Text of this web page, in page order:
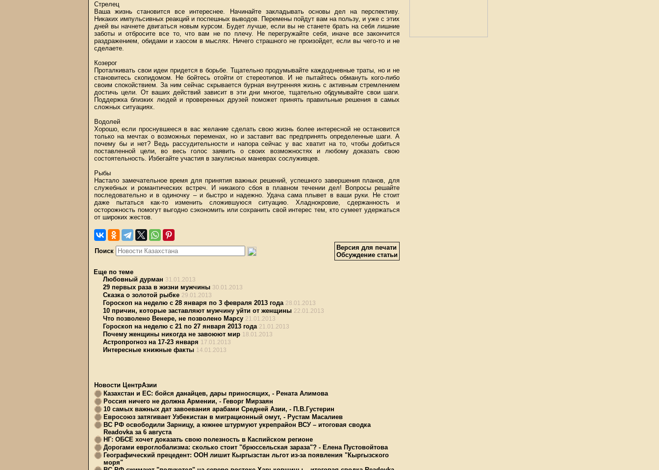
Стрелец
Ваша жизнь становится все интереснее. Начинайте закладывать основы дел на перспективу.
Никаких импульсивных реакций и поспешных выводов. Перемены пойдут вам на пользу, и уже с этих
дней вы начнете двигаться новым курсом. Будет лучше, если вы не станете брать на себя лишние
заботы и отбросите все то, что вам не по плечу. Не перегружайте себя, иначе все закончится
раздражением, обидами и хаосом в мыслях. Ничего страшного не произойдет, если вы чего-то и не
сделаете.
Козерог
Проталкивать свои идеи придется в борьбе. Тщательно продумывайте каждодневные траты, но и не
становитесь скопидомом. Не бойтесь отойти от стереотипов. И не пытайтесь обмануть кого-либо
своим спокойствием. За ним сейчас скрывается бурная внутренняя жизнь с активным стремлением
достичь цели. От ваших действий зависит в эти дни многое, тщательно обдумывайте свои шаги.
Поддержка близких людей и проверенных друзей поможет принять правильные решения в самых
сложных ситуациях.
Водолей
Хорошо, если проснувшееся в вас желание сделать свою жизнь более интересной не остановится
только на мечтах о возможных переменах, но и заставит вас предпринять определенные шаги. А
почему бы и нет? Ведь рассудительности и напора сейчас у вас хватит на то, чтобы добиться
поставленной цели, во весь голос заявить о своих возможностях и любому доказать свою
состоятельность. Избегайте участия в закулисных маневрах сослуживцев.
Рыбы
Настало замечательное время для принятия важных решений, успешного завершения планов, для
служебных и романтических встреч. И никакого сбоя в плавном течении дел! Вопросы решайте
последовательно и в одиночку – и быстро и надежно. Удача сама плывет в ваши руки. Не стоит
даже пытаться как-то изменить сложившуюся ситуацию. Хладнокровие, сдержанность и
осторожность помогут выгодно сэкономить или сохранить свой интерес тем, кто сумеет удержаться
от широких жестов.
Поиск
Версия для печати
Обсуждение статьи
Еще по теме
Любовный дурман 31.01.2013
29 первых раза в жизни мужчины 30.01.2013
Сказка о золотой рыбке 29.01.2013
Гороскоп на неделю с 28 января по 3 февраля 2013 года 28.01.2013
10 причин, которые заставляют мужчину уйти от женщины 22.01.2013
Что позволено Венере, не позволено Марсу 21.01.2013
Гороскоп на неделю с 21 по 27 января 2013 года 21.01.2013
Почему женщины никогда не завоюют мир 18.01.2013
Астропрогноз на 17-23 января 17.01.2013
Интересные книжные факты 14.01.2013
Новости ЦентрАзии
Казахстан и ЕС: бойся данайцев, дары приносящих, - Рената Алимова
Россия ничего не должна Армении, - Геворг Мирзаян
10 самых важных дат завоевания арабами Средней Азии, - П.В.Густерин
Евросоюз затягивает Узбекистан в миграционный омут, - Рустам Масалиев
ВС РФ освободили Зарницу, а южнее штурмуют укрепрайон ВСУ – итоговая сводка
Readovka за 6 августа
НГ: ОБСЕ хочет доказать свою полезность в Каспийском регионе
Дорогами евроглобализма: сколько стоит "брюссельская зараза"? - Елена Пустовойтова
Географический прецедент: ООН лишит Кыргызстан льгот из-за появления "Кыргызского
моря"